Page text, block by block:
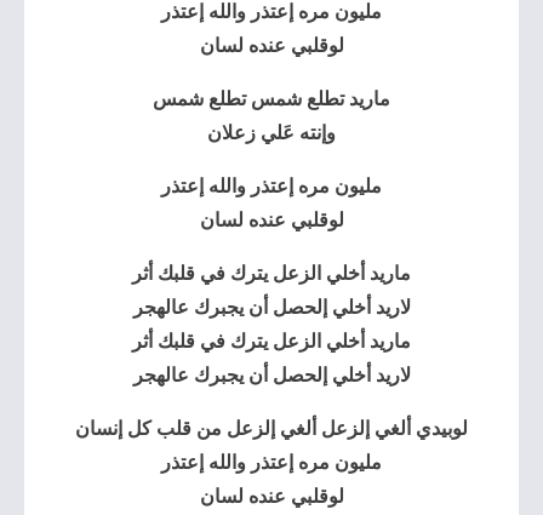
مليون مره إعتذر والله إعتذر
لوقلبي عنده لسان
ماريد تطلع شمس تطلع شمس
وإنته عَلي زعلان
مليون مره إعتذر والله إعتذر
لوقلبي عنده لسان
ماريد أخلي الزعل يترك في قلبك أثر
لاريد أخلي إلحصل أن يجبرك عالهجر
ماريد أخلي الزعل يترك في قلبك أثر
لاريد أخلي إلحصل أن يجبرك عالهجر
لوبيدي ألغي إلزعل ألغي إلزعل من قلب كل إنسان
مليون مره إعتذر والله إعتذر
لوقلبي عنده لسان